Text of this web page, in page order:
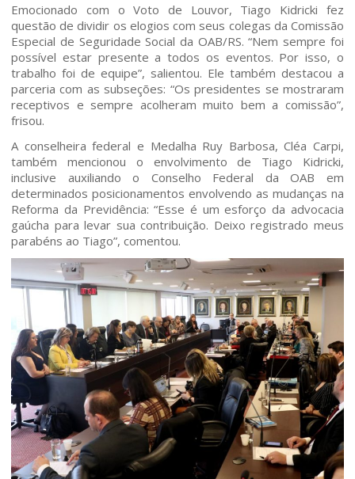
Emocionado com o Voto de Louvor, Tiago Kidricki fez
questão de dividir os elogios com seus colegas da Comissão
Especial de Seguridade Social da OAB/RS. “Nem sempre foi
possível estar presente a todos os eventos. Por isso, o
trabalho foi de equipe”, salientou. Ele também destacou a
parceria com as subseções: “Os presidentes se mostraram
receptivos e sempre acolheram muito bem a comissão”,
frisou.
A conselheira federal e Medalha Ruy Barbosa, Cléa Carpi,
também mencionou o envolvimento de Tiago Kidricki,
inclusive auxiliando o Conselho Federal da OAB em
determinados posicionamentos envolvendo as mudanças na
Reforma da Previdência: “Esse é um esforço da advocacia
gaúcha para levar sua contribuição. Deixo registrado meus
parabéns ao Tiago”, comentou.